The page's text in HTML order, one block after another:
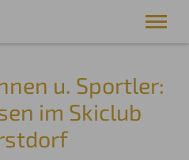
u. Sportler:
im Skiclub